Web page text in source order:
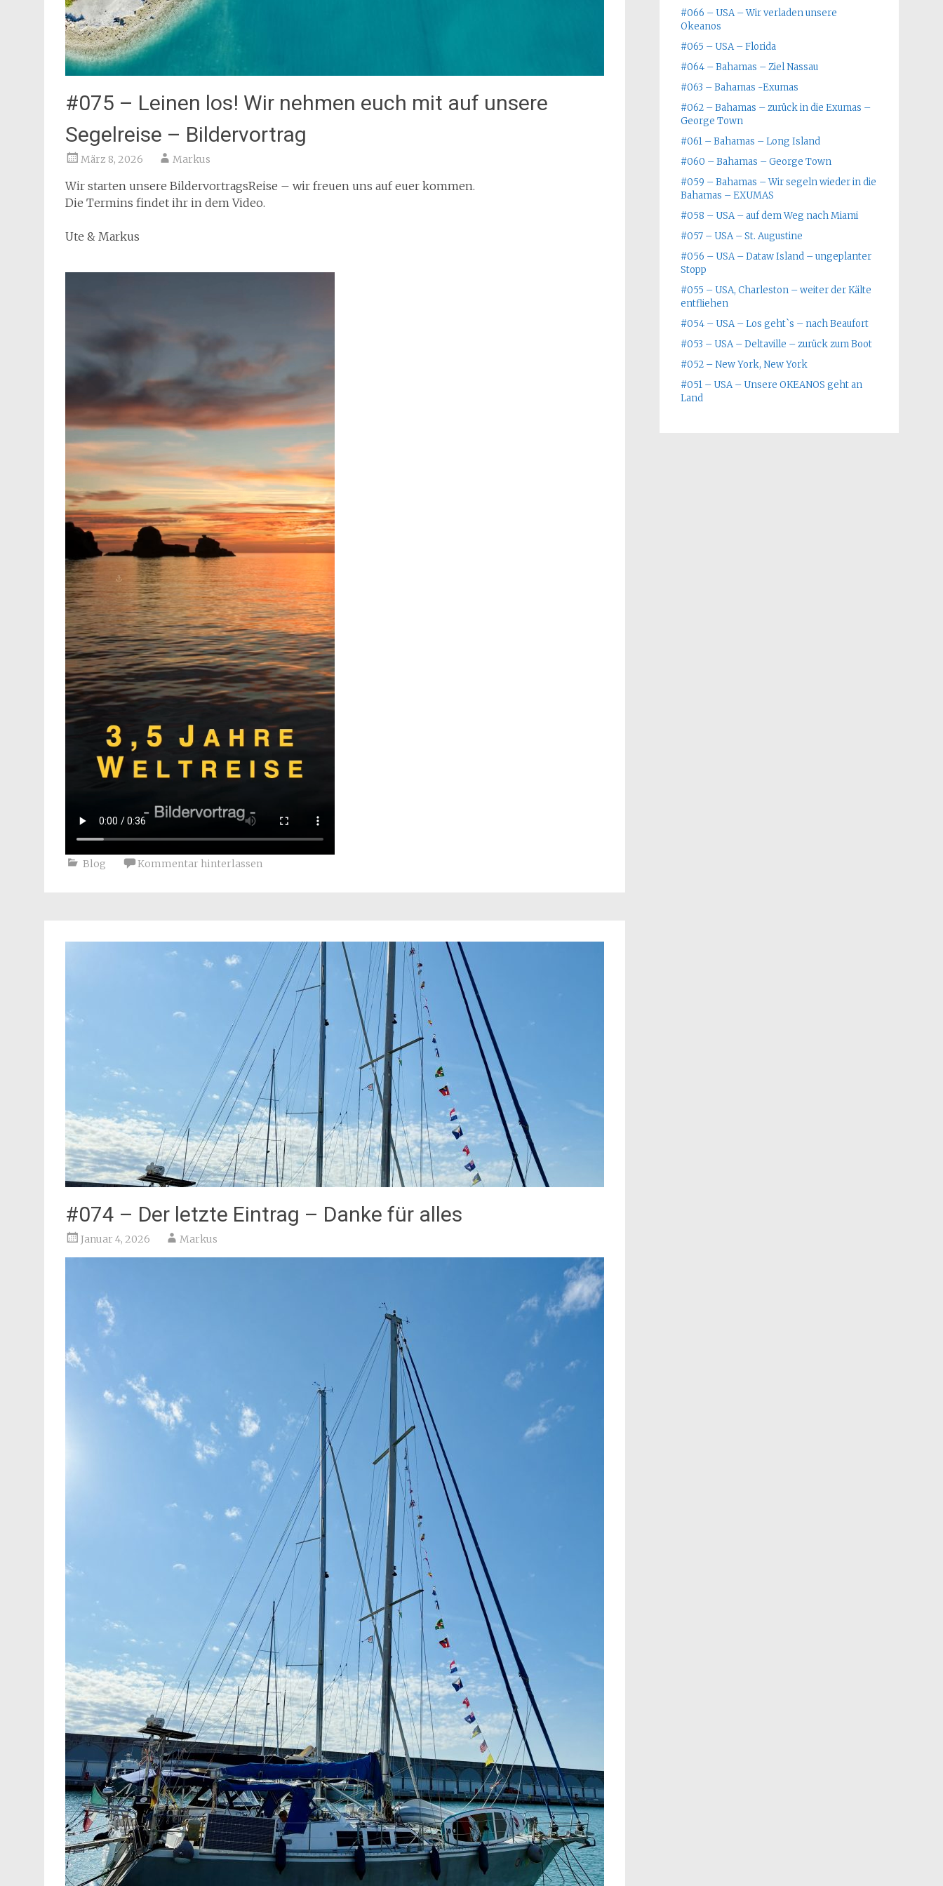
#075 – Leinen los! Wir nehmen euch mit auf unsere
Segelreise – Bildervortrag
März 8, 2026 Markus
Wir starten unsere BildervortragsReise – wir freuen uns auf euer kommen.
Die Termins findet ihr in dem Video.
Ute & Markus
Blog Kommentar hinterlassen
#074 – Der letzte Eintrag – Danke für alles
Januar 4, 2026 Markus
#066 – USA – Wir verladen unsere
Okeanos
#065 – USA – Florida
#064 – Bahamas – Ziel Nassau
#063 – Bahamas -Exumas
#062 – Bahamas – zurück in die Exumas –
George Town
#061 – Bahamas – Long Island
#060 – Bahamas – George Town
#059 – Bahamas – Wir segeln wieder in die
Bahamas – EXUMAS
#058 – USA – auf dem Weg nach Miami
#057 – USA – St. Augustine
#056 – USA – Dataw Island – ungeplanter
Stopp
#055 – USA, Charleston – weiter der Kälte
entfliehen
#054 – USA – Los geht`s – nach Beaufort
#053 – USA – Deltaville – zurück zum Boot
#052 – New York, New York
#051 – USA – Unsere OKEANOS geht an
Land